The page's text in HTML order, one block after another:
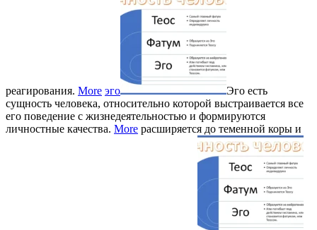
реагирования. More эго
Эго есть
сущность человека, относительно которой выстраивается все
его поведение с жизнедеятельностью и формируются
личностные качества. More расширяется до теменной коры и